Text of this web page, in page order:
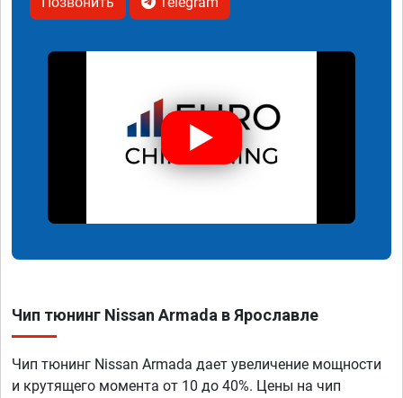
Чип тюнинг Nissan Armada в Ярославле
Чип тюнинг Nissan Armada дает увеличение мощности
и крутящего момента от 10 до 40%. Цены на чип